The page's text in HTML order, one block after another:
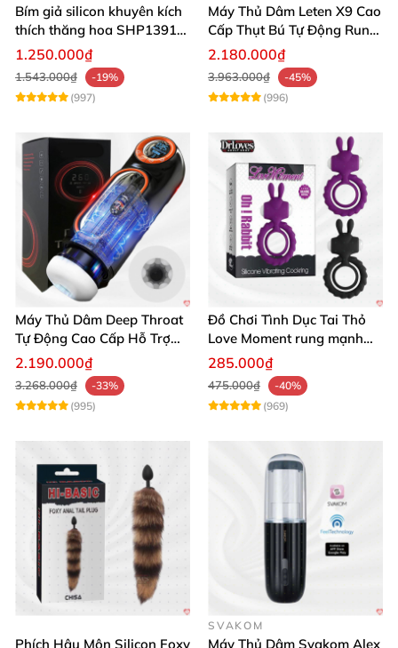
Bím giả silicon khuyên kích
thích thăng hoa SHP1391
ShopHanhPhuc
1.250.000₫
1.543.000₫
-19%
(997)
Máy Thủ Dâm Leten X9 Cao
Cấp Thụt Bú Tự Động Rung
Rên
2.180.000₫
3.963.000₫
-45%
(996)
Máy Thủ Dâm Deep Throat
Tự Động Cao Cấp Hỗ Trợ
Gắn Tường
2.190.000₫
3.268.000₫
-33%
(995)
Đồ Chơi Tình Dục Tai Thỏ
Love Moment rung mạnh
mẽ êm ái
285.000₫
475.000₫
-40%
(969)
Phích Hậu Môn Silicon Foxy
SVAKOM
Máy Thủ Dâm Svakom Alex